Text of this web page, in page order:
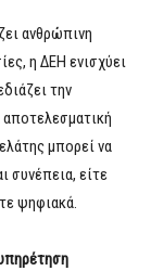
ανθρώπινη
η ΔΕΗ ενισχύει
την
μπορεί να
συνέπεια, είτε
ψηφιακά.